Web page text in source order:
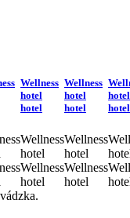
Wellness
hotel
hotel
Wellness
hotel
Wellness
hotel
Wellness
hotel
hotel
Wellness
hotel
Wellness
hotel
hotel
hotel